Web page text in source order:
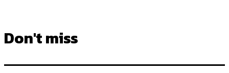
Don't miss